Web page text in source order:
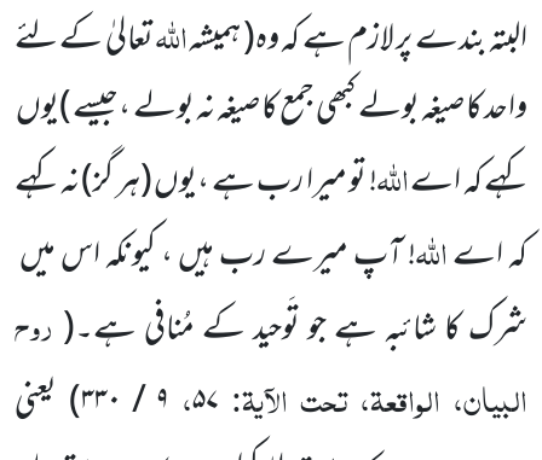
البتہ بندے پر لازم ہے کہ وہ( ہمیشہاللہتعالیٰ کے لئے
واحد کاصیغہ بولے کبھی جمع کا صیغہ نہ بولے ،جیسے )یوں
کہے کہ اےاللہ! تو میرا رب ہے ،یوں(ہر گز)نہ کہے
کہ اےاللہ! آپمیرے رب ہیں ، کیونکہ اس میں
شرک کا شائبہ ہے جو تَوحیدکے مُنافی ہے۔( روح
البیان، الواقعۃ، تحت الآیۃ: ۵۷، ۹/ ۳۳۰) یعنی